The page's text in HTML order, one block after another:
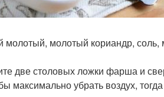
молотый, молотый кориандр,
две столовых ложки фарша и
максимально убрать воздух,